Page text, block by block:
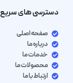
دسترسی های سریع
صفحه اصلی
درباره ما
خدمات ما
محصولات ما
ارتباط با ما